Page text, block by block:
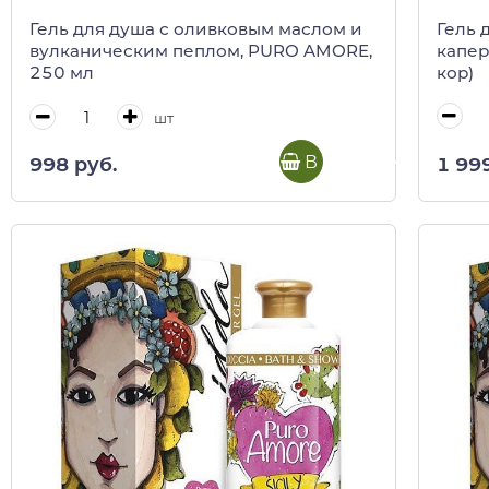
Гель для душа с оливковым маслом и
вулканическим пеплом, PURO AMORE,
250 мл
шт
998 руб. В корзину
Гель
кор)
1